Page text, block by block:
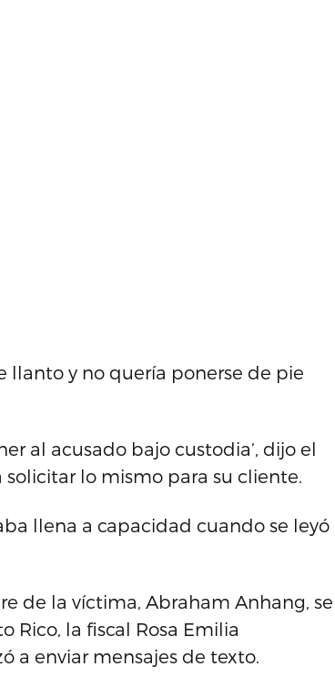
llanto y no quería ponerse de pie
al acusado bajo custodia’, dijo el
solicitar lo mismo para su cliente.
llena a capacidad cuando se leyó
de la víctima, Abraham Anhang, se
Rico, la fiscal Rosa Emilia
a enviar mensajes de texto.